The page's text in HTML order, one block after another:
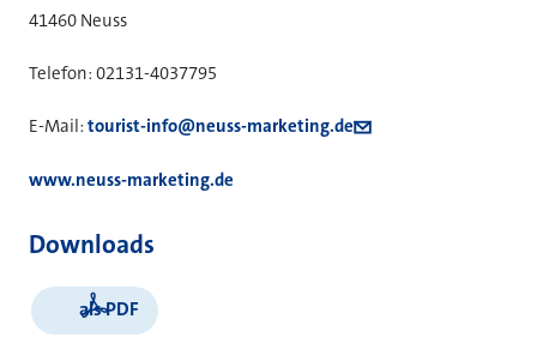
41460 Neuss
Telefon: 02131-4037795
E-Mail: tourist-info@neuss-marketing.de
www.neuss-marketing.de
Downloads
als PDF